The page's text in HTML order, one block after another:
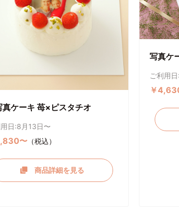
真ケーキ 苺×ピスタチオ
日:8月13日〜
〜 （税込）
商品詳細を見る
写真ケ
ご利用
￥